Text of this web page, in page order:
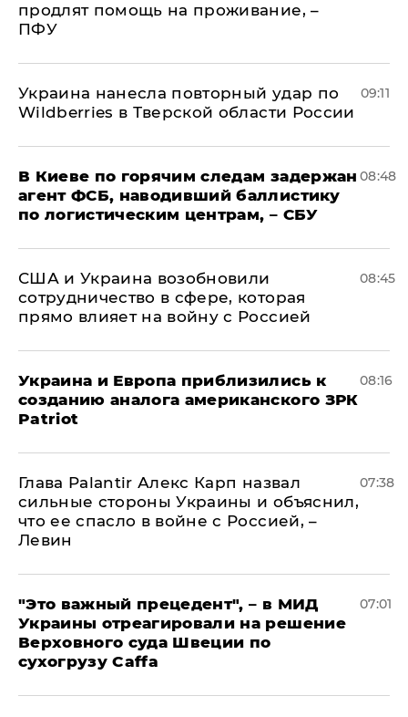
продлят помощь на проживание, –
ПФУ
Украина нанесла повторный удар по
Wildberries в Тверской области России
09:11
В Киеве по горячим следам задержан
агент ФСБ, наводивший баллистику
по логистическим центрам, – СБУ
08:48
США и Украина возобновили
сотрудничество в сфере, которая
прямо влияет на войну с Россией
08:45
Украина и Европа приблизились к
созданию аналога американского ЗРК
Patriot
08:16
Глава Palantir Алекс Карп назвал
сильные стороны Украины и объяснил,
что ее спасло в войне с Россией, –
Левин
07:38
"Это важный прецедент", – в МИД
Украины отреагировали на решение
Верховного суда Швеции по
сухогрузу Caffa
07:01